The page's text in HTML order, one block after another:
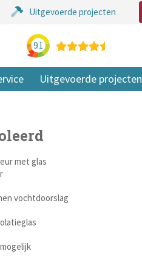
Uitgevoerde projecten
9.1
Uitgevoerde projecten
met glas
vochtdoorslag